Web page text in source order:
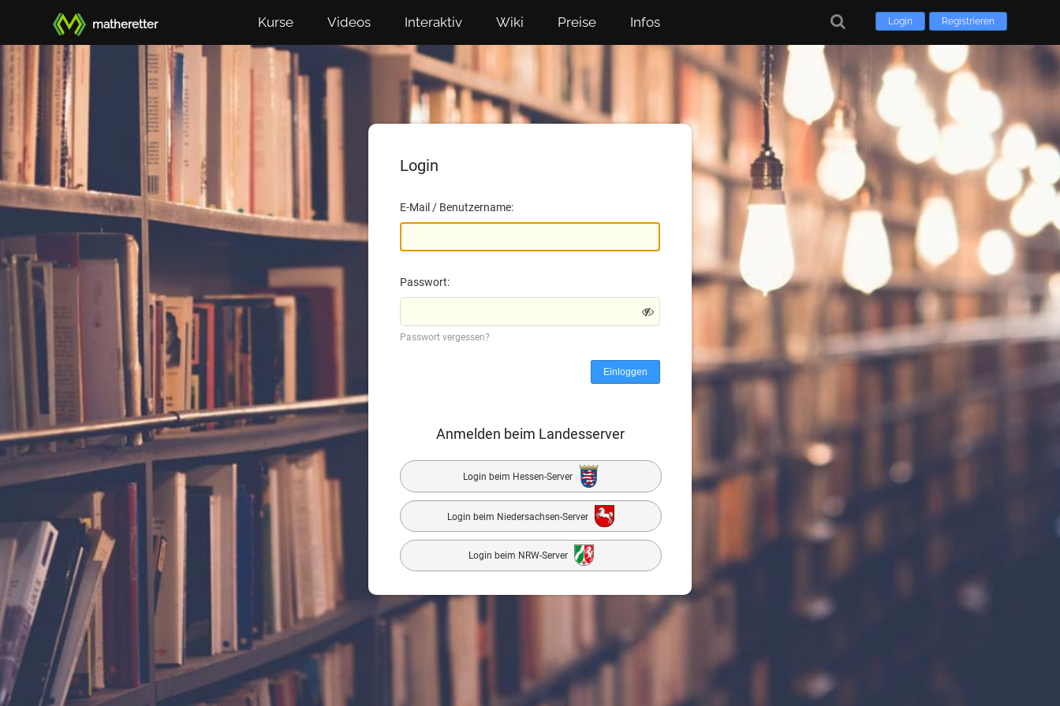
matheretter Login Registrieren
Kurse Videos Interaktiv Wiki Preise Infos
Login
E-Mail / Benutzername:
Passwort:
Passwort vergessen?
Anmelden beim Landesserver
Login beim Hessen-Server
Login beim Niedersachsen-Server
Login beim NRW-Server